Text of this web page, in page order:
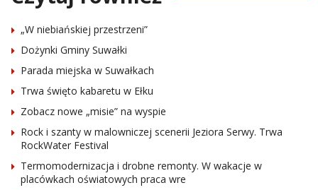
„W niebiańskiej przestrzeni”
Dożynki Gminy Suwałki
Parada miejska w Suwałkach
Trwa święto kabaretu w Ełku
Zobacz nowe „misie” na wyspie
Rock i szanty w malowniczej scenerii Jeziora Serwy. Trwa
RockWater Festival
Termomodernizacja i drobne remonty. W wakacje w
placówkach oświatowych praca wre